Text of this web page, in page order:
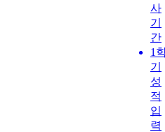
사
기
간
1
기
성
적
입
력